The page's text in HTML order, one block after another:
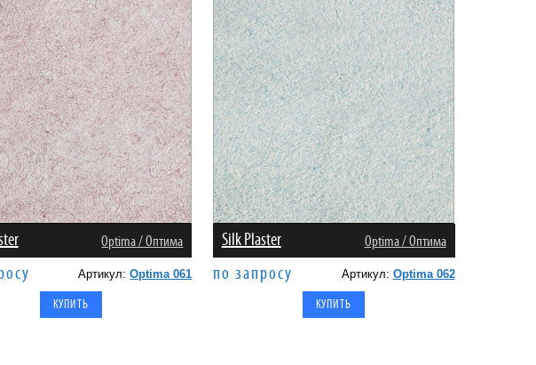
Оptima / Оптима
Артикул:Optima 061
Silk Plaster Оptima / Оптима
по запросу Артикул: Optima 062